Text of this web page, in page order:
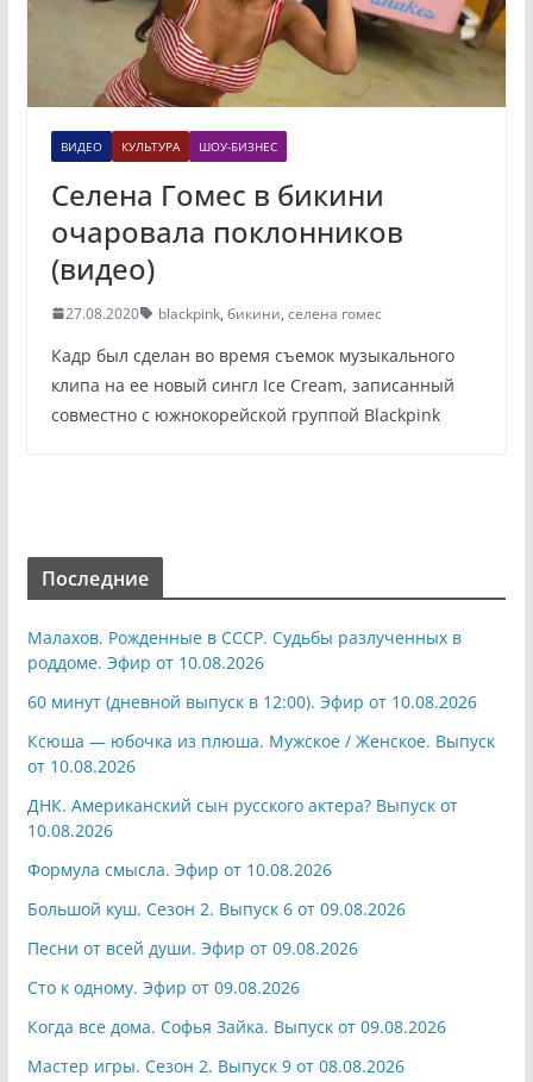
ВИДЕО КУЛЬТУРА ШОУ-БИЗНЕС
Селена Гомес в бикини
очаровала поклонников
(видео)
27.08.2020 blackpink, бикини, селена гомес
Кадр был сделан во время съемок музыкального
клипа на ее новый сингл Ice Cream, записанный
совместно с южнокорейской группой Blackpink
Последние
Малахов. Рожденные в СССР. Судьбы разлученных в
роддоме. Эфир от 10.08.2026
60 минут (дневной выпуск в 12:00). Эфир от 10.08.2026
Ксюша — юбочка из плюша. Мужское / Женское. Выпуск
от 10.08.2026
ДНК. Американский сын русского актера? Выпуск от
10.08.2026
Формула смысла. Эфир от 10.08.2026
Большой куш. Сезон 2. Выпуск 6 от 09.08.2026
Песни от всей души. Эфир от 09.08.2026
Сто к одному. Эфир от 09.08.2026
Когда все дома. Софья Зайка. Выпуск от 09.08.2026
Мастер игры. Сезон 2. Выпуск 9 от 08.08.2026